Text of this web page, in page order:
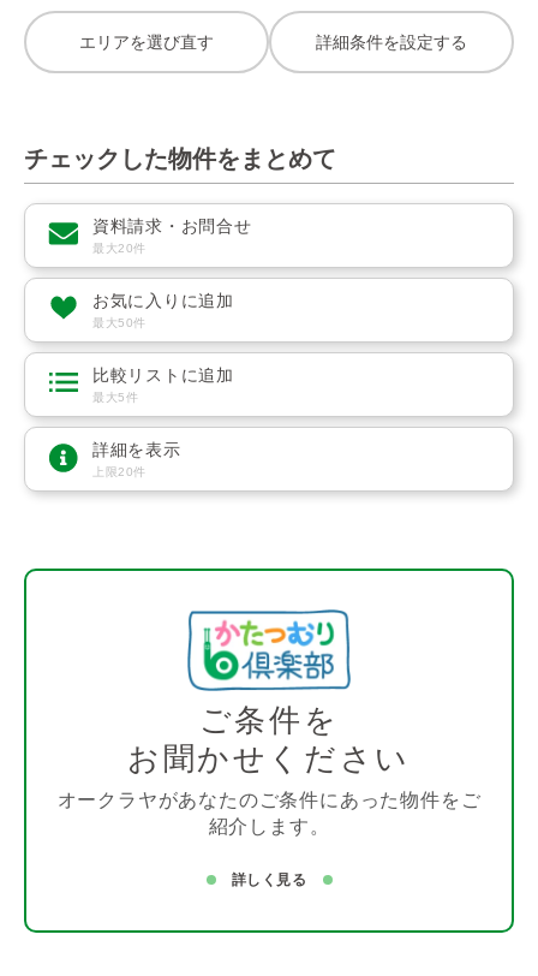
エリアを選び直す 詳細条件を設定する
チェックした物件をまとめて
資料請求・お問合せ
最大20件
お気に入りに追加
最大50件
比較リストに追加
最大5件
詳細を表示
上限20件
ご条件を
お聞かせください
オークラヤがあなたのご条件にあった物件をご
紹介します。
詳しく見る